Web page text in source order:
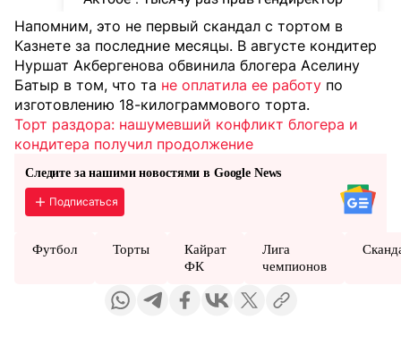
Напомним, это не первый скандал с тортом в
Казнете за последние месяцы. В августе кондитер
Нуршат Акбергенова обвинила блогера Аселину
Батыр в том, что та не оплатила ее работу по
изготовлению 18-килограммового торта.
Торт раздора: нашумевший конфликт блогера и
кондитера получил продолжение
Следите за нашими новостями в Google News
Подписаться
Футбол Торты
Кайрат
ФК
Лига
чемпионов